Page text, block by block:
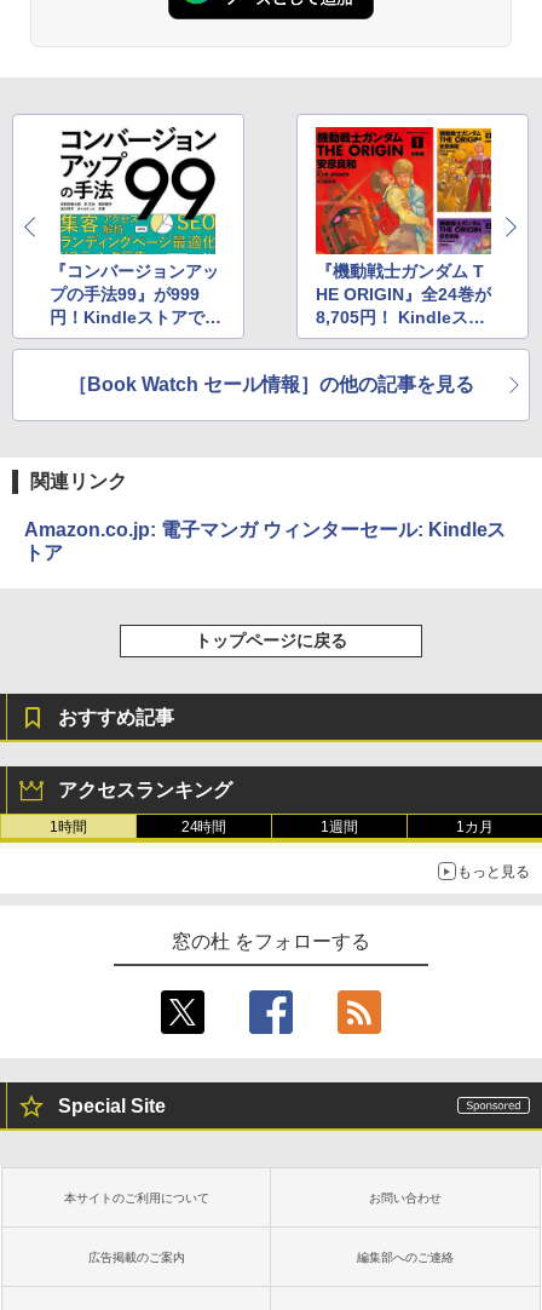
『コンバージョンアッ
プの手法99』が999
円！Kindleストアで2,
000点以上が最大70％
『機動戦士ガンダム T
HE ORIGIN』全24巻が
8,705円！ Kindleスト
アでガンダム関連コミ
［Book Watch セール情報］の他の記事を見る
関連リンク
Amazon.co.jp: 電子マンガ ウィンターセール: Kindleス
トア
トップページに戻る
おすすめ記事
アクセスランキング
1時間 24時間 1週間 1カ月
もっと見る
窓の杜 をフォローする
Special Site
本サイトのご利用について お問い合わせ
広告掲載のご案内 編集部へのご連絡